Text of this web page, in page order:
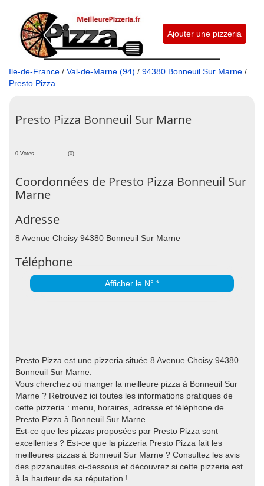
Ajouter une pizzeria
Ile-de-France / Val-de-Marne (94) / 94380 Bonneuil Sur Marne /
Presto Pizza
Presto Pizza Bonneuil Sur Marne
0 Votes (0)
Coordonnées de Presto Pizza Bonneuil Sur
Marne
Adresse
8 Avenue Choisy 94380 Bonneuil Sur Marne
Téléphone
Afficher le N° *
Presto Pizza est une pizzeria située 8 Avenue Choisy 94380
Bonneuil Sur Marne.
Vous cherchez où manger la meilleure pizza à Bonneuil Sur
Marne ? Retrouvez ici toutes les informations pratiques de
cette pizzeria : menu, horaires, adresse et téléphone de
Presto Pizza à Bonneuil Sur Marne.
Est-ce que les pizzas proposées par Presto Pizza sont
excellentes ? Est-ce que la pizzeria Presto Pizza fait les
meilleures pizzas à Bonneuil Sur Marne ? Consultez les avis
des pizzanautes ci-dessous et découvrez si cette pizzeria est
à la hauteur de sa réputation !